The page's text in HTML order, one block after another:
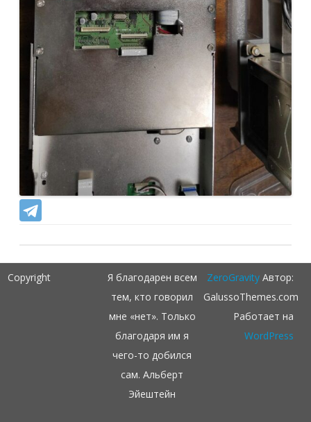
Copyright
Я благодарен всем
тем, кто говорил
мне «нет». Только
благодаря им я
чего-то добился
сам. Альберт
Эйештейн
ZeroGravityАвтор:
GalussoThemes.com
Работает на
WordPress